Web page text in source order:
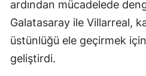
ardından mücadelede
Galatasaray ile Villarreal,
üstünlüğü ele geçirmek için
geliştirdi.